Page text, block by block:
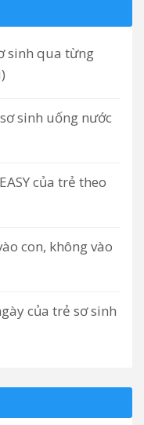
sinh qua từng
sinh uống nước
của trẻ theo
con, không vào
của trẻ sơ sinh